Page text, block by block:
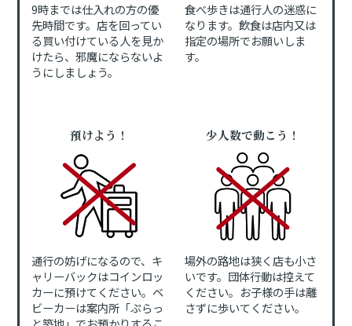
9時までは仕入れの方の優
先時間です。店を回ってい
る買い付けている人を見か
けたら、邪魔にならないよ
うにしましょう。
食べ歩きは通行人の迷惑に
なります。飲食は店内又は
指定の場所でお願いしま
す。
預けよう！
通行の妨げになるので、キ
ャリーバックはコインロッ
カーに預けてください。ベ
ビーカーは案内所「ぷらっ
少人数で動こう！
場外の路地は狭く店も小さ
いです。団体行動は控えて
ください。お子様の手は離
さずに歩いてください。